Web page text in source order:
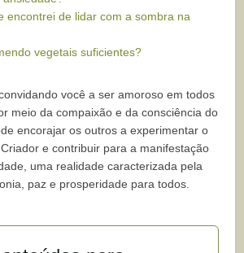
encontrei de lidar com a sombra na
vegetais suficientes?
você a ser amoroso em todos
meio da compaixão e da consciência do
encorajar os outros a experimentar o
e contribuir para a manifestação
uma realidade caracterizada pela
paz e prosperidade para todos.